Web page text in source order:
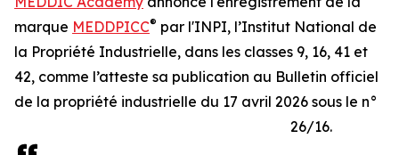
marque MEDDPICC® par l'INPI, l’Institut National de
la Propriété Industrielle, dans les classes 9, 16, 41 et
42, comme l’atteste sa publication au Bulletin officiel
de la propriété industrielle du 17 avril 2026 sous le n°
26/16.